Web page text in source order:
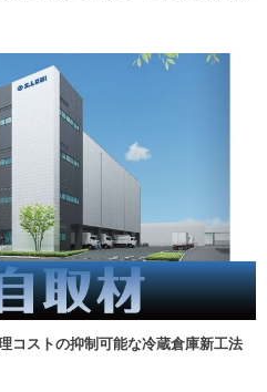
コストの抑制可能な冷蔵倉庫新工法